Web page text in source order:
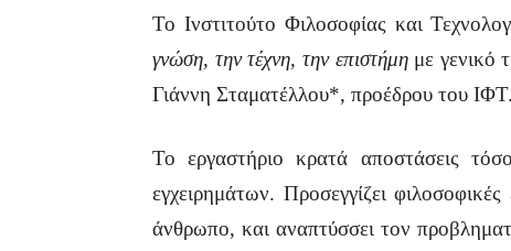
Το Ινστιτούτο Φιλοσοφίας και
γνώση, την τέχνη, την επιστήμημε γενικό
Γιάννη Σταματέλλου*, προέδρου του ΙΦΤ.
Το εργαστήριο κρατά αποστάσεις
εγχειρημάτων. Προσεγγίζει
άνθρωπο, και αναπτύσσει τον